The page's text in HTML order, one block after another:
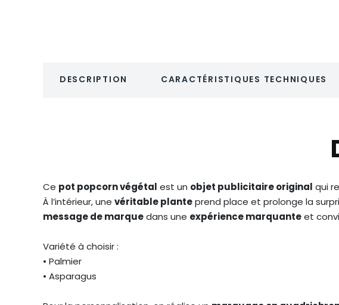
DESCRIPTION CARACTÉRISTIQUES TECHNIQUES
Ce pot popcorn végétal est un objet publicitaire original qui
À l’intérieur, une véritable planteprend place et prolonge la
message de marquedans une expérience marquanteet
Variété à choisir :
• Palmier
• Asparagus